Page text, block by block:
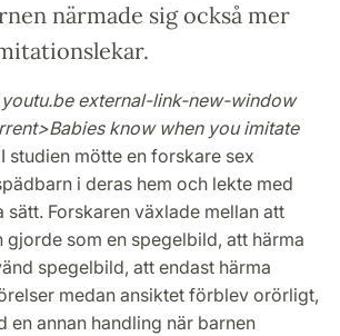
närmade sig också mer
external-link-new-window
know when you imitate
studien mötte en forskare sex
i deras hem och lekte med
Forskaren växlade mellan att
gjorde som en spegelbild, att härma
spegelbild, att endast härma
medan ansiktet förblev orörligt,
en annan handling när barnen